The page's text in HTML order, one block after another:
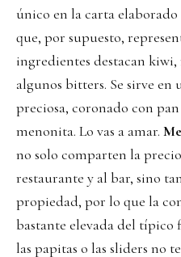
único en la carta
que, por supuesto,
ingredientes destacan kiwi,
algunos bitters. Se sirve
preciosa, coronado con
menonita. Lo vas a amar.
no solo comparten la
restaurante y al bar, sino
propiedad, por lo que la
bastante elevada del típico
las papitas o las sliders no